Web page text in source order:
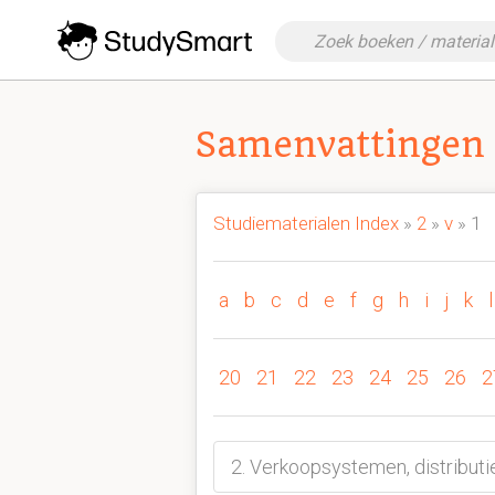
Studiematerialen Index » 2 » v » 1
a b c d e f g h i j k
20 21 22 23 24 25 26
2. Verkoopsystemen,